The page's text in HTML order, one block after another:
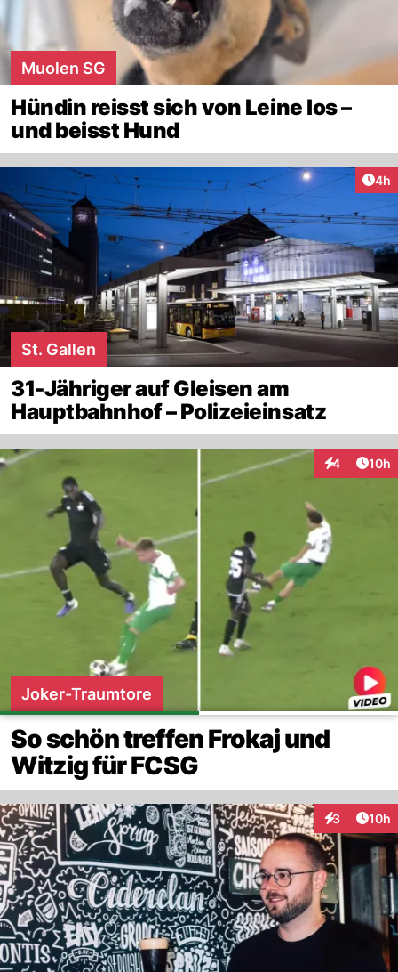
Muolen SG
Hündin reisst sich von Leine los –
und beisst Hund
4h
St. Gallen
31-Jähriger auf Gleisen am
Hauptbahnhof – Polizeieinsatz
4
Interaktionen
10h
Joker-Traumtore
So schön treffen Frokaj und
Witzig für FCSG
3
Interaktionen
10h